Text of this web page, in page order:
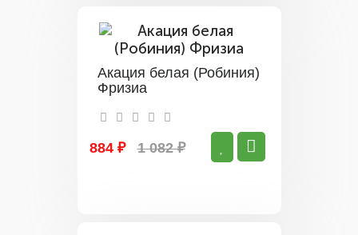
Акация белая (Робиния)
Фризиа
884 ₽ 1 082 ₽